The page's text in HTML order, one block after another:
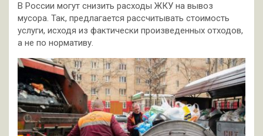
В России могут снизить расходы ЖКУ на вывоз
мусора. Так, предлагается рассчитывать стоимость
услуги, исходя из фактически произведенных отходов,
а не по нормативу.